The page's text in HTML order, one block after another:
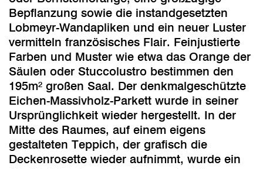
Bepflanzung sowie die instandgesetzten
Lobmeyr-Wandapliken und ein neuer Luster
vermitteln französisches Flair. Feinjustierte
Farben und Muster wie etwa das Orange der
Säulen oder Stuccolustro bestimmen den
195m² großen Saal. Der denkmalgeschützte
Eichen-Massivholz-Parkett wurde in seiner
Ursprünglichkeit wieder hergestellt. In der
Mitte des Raumes, auf einem eigens
gestalteten Teppich, der grafisch die
Deckenrosette wieder aufnimmt, wurde ein